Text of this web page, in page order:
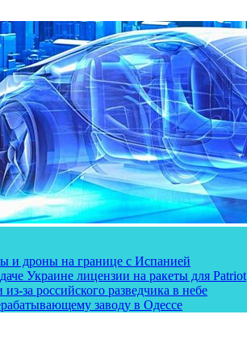
и дроны на границе с Испанией
Украине лицензии на ракеты для Patriot
за российского разведчика в небе
заводу в Одессе